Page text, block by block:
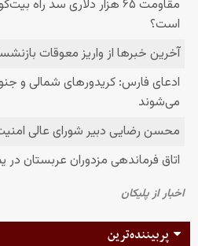
پربیننده‌ترین